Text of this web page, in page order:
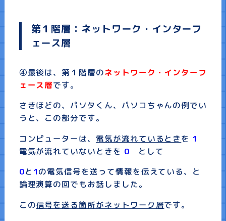
第１階層：ネットワーク・インターフ
ェース層
④最後は、第１階層のネットワーク・インターフ
ェース層です。
さきほどの、パソタくん、パソコちゃんの例でい
うと、この部分です。
コンピューターは、 電気が流れているときを 1
電気が流れていないときを 0
として
0と 1の電気信号を送って情報を伝えている、と
論理演算の回でもお話しました。
この信号を送る箇所がネットワーク層です。